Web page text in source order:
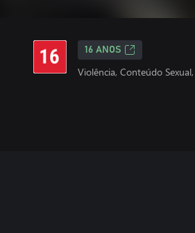
16 ANOS
Violência, Conteúdo